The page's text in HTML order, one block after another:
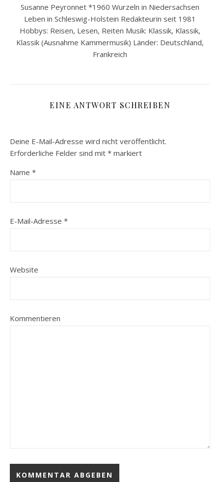
Susanne Peyronnet *1960 Wurzeln in Niedersachsen
Leben in Schleswig-Holstein Redakteurin seit 1981
Hobbys: Reisen, Lesen, Reiten Musik: Klassik, Klassik,
Klassik (Ausnahme Kammermusik) Länder: Deutschland,
Frankreich
EINE ANTWORT SCHREIBEN
Deine E-Mail-Adresse wird nicht veröffentlicht.
Erforderliche Felder sind mit * markiert
Name *
E-Mail-Adresse *
Website
Kommentieren